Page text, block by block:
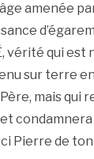
amenée
vérité qui est
sur terre
mais qui
et
Pierre de